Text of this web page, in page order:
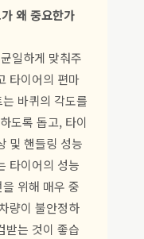
왜 중요한가
일하게 맞춰주
타이어의 편마
바퀴의 각도를
도록 돕고, 타이
및 핸들링 성능
타이어의 성능
위해 매우 중
량이 불안정하
받는 것이 좋습